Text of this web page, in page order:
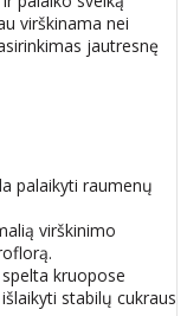
virškinama nei
jautresnę
palaikyti raumenų
virškinimo
kruopose
stabilų cukraus